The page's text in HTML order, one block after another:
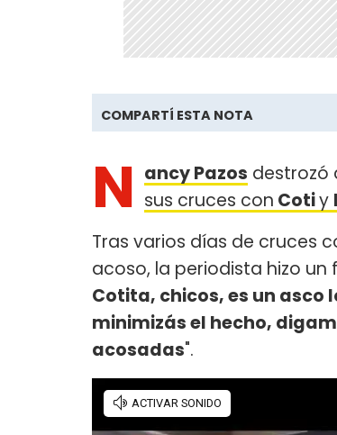
COMPARTÍ ESTA NOTA
N ancy Pazos destrozó
sus cruces con Cotiy
Tras varios días de cruces
acoso, la periodista hizo
Cotita, chicos, es un asco
minimizás el hecho,
acosadas".